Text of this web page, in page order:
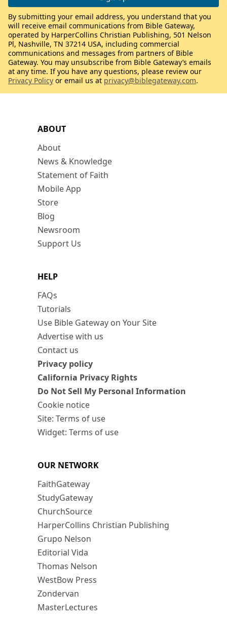
ABOUT
About
News & Knowledge
Statement of Faith
Mobile App
Store
Blog
Newsroom
Support Us
HELP
FAQs
Tutorials
Use Bible Gateway on Your Site
Advertise with us
Contact us
Privacy policy
California Privacy Rights
Do Not Sell My Personal Information
Cookie notice
Site: Terms of use
Widget: Terms of use
OUR NETWORK
FaithGateway
StudyGateway
ChurchSource
HarperCollins Christian Publishing
Grupo Nelson
Editorial Vida
Thomas Nelson
WestBow Press
Zondervan
MasterLectures
By submitting your email address, you understand that you
will receive email communications from Bible Gateway,
operated by HarperCollins Christian Publishing, 501 Nelson
Pl, Nashville, TN 37214 USA, including commercial
communications and messages from partners of Bible
Gateway. You may unsubscribe from Bible Gateway’s emails
at any time. If you have any questions, please review our
Privacy Policy or email us at privacy@biblegateway.com.